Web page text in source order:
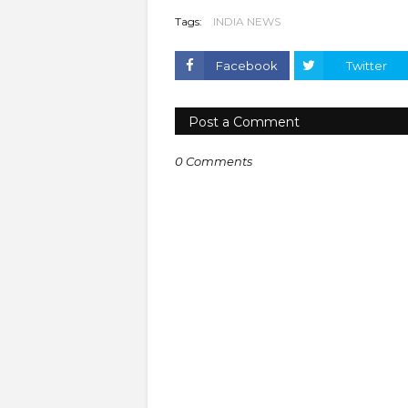
Tags: INDIA NEWS
Facebook Twitter
Post a Comment
0 Comments